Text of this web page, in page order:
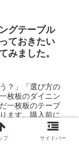
グテーブル
ておきたい
みました。
？」「選び方の
枚板のダイニン
一枚板のテーブ
ます。購入前に
。
プ サイドバー